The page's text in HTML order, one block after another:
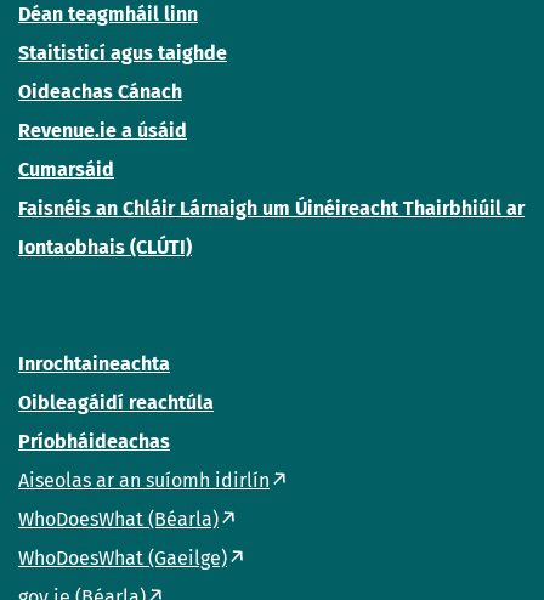
Déan teagmháil linn
Staitisticí agus taighde
Oideachas Cánach
Revenue.ie a úsáid
Cumarsáid
Faisnéis an Chláir Lárnaigh um Úinéireacht Thairbhiúil ar
Iontaobhais (CLÚTI)
Inrochtaineachta
Oibleagáidí reachtúla
Príobháideachas
Aiseolas ar an suíomh idirlín
WhoDoesWhat (Béarla)
WhoDoesWhat (Gaeilge)